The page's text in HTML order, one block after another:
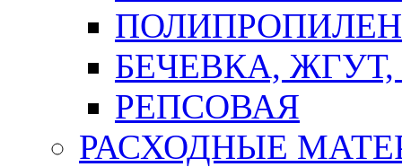
БЕЧЕВКА,
РЕПСОВАЯ
РАСХОДНЫЕ